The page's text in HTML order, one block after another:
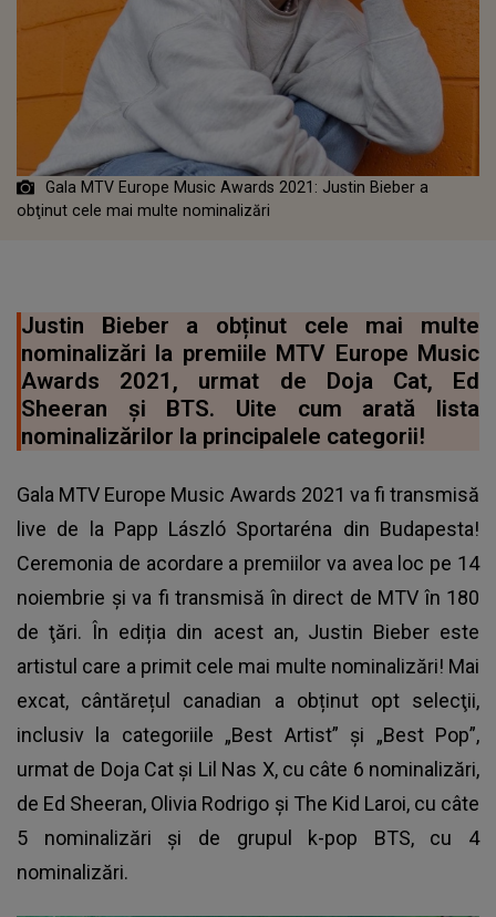
Gala MTV Europe Music Awards 2021: Justin Bieber a
obţinut cele mai multe nominalizări
Justin Bieber a obținut cele mai multe
nominalizări la premiile MTV Europe Music
Awards 2021, urmat de Doja Cat, Ed
Sheeran și BTS. Uite cum arată lista
nominalizărilor la principalele categorii!
Gala MTV Europe Music Awards 2021 va fi transmisă
live de la Papp László Sportaréna din Budapesta!
Ceremonia de acordare a premiilor va avea loc pe 14
noiembrie şi va fi transmisă în direct de MTV în 180
de ţări. În ediția din acest an, Justin Bieber este
artistul care a primit cele mai multe nominalizări! Mai
excat, cântărețul canadian a obținut opt selecţii,
inclusiv la categoriile „Best Artist” şi „Best Pop”,
urmat de Doja Cat şi Lil Nas X, cu câte 6 nominalizări,
de Ed Sheeran, Olivia Rodrigo şi The Kid Laroi, cu câte
5 nominalizări și de grupul k-pop BTS, cu 4
nominalizări.